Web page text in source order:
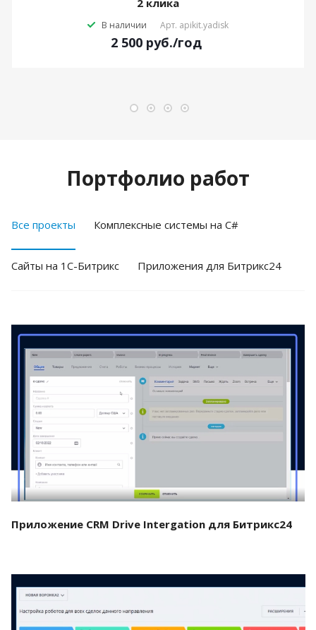
2 клика
В наличии Арт. apikit.yadisk
2 500 руб./год
Портфолио работ
Все проекты Комплексные системы на C#
Cайты на 1С-Битрикс Приложения для Битрикс24
Смотреть проект
Приложение CRM Drive Intergation для Битрикс24